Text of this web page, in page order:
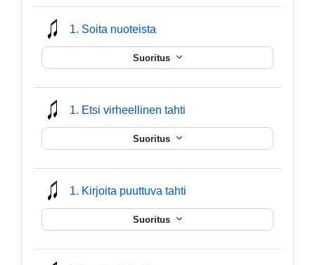
1. Soita nuoteista
Suoritus
1. Etsi virheellinen tahti
Suoritus
1. Kirjoita puuttuva tahti
Suoritus